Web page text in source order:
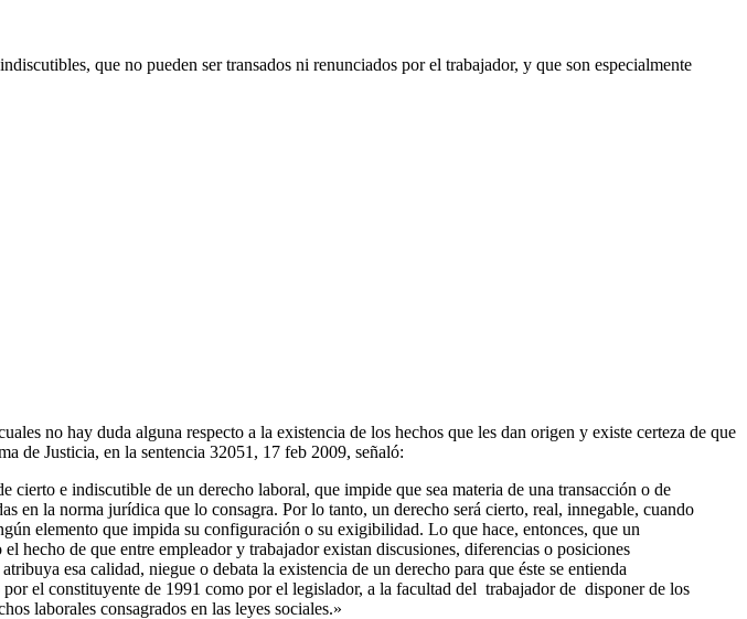
que no pueden ser transados ni renunciados por el trabajador, y que son especialmente
no hay duda alguna respecto a la existencia de los hechos que les dan origen y existe certeza de que
de Justicia, en la sentencia 32051, 17 feb 2009, señaló:
e indiscutible de un derecho laboral, que impide que sea materia de una transacción o de
en la norma jurídica que lo consagra. Por lo tanto, un derecho será cierto, real, innegable, cuando
elemento que impida su configuración o su exigibilidad. Lo que hace, entonces, que un
hecho de que entre empleador y trabajador existan discusiones, diferencias o posiciones
esa calidad, niegue o debata la existencia de un derecho para que éste se entienda
el constituyente de 1991 como por el legislador, a la facultad del trabajador de disponer de los
laborales consagrados en las leyes sociales.»